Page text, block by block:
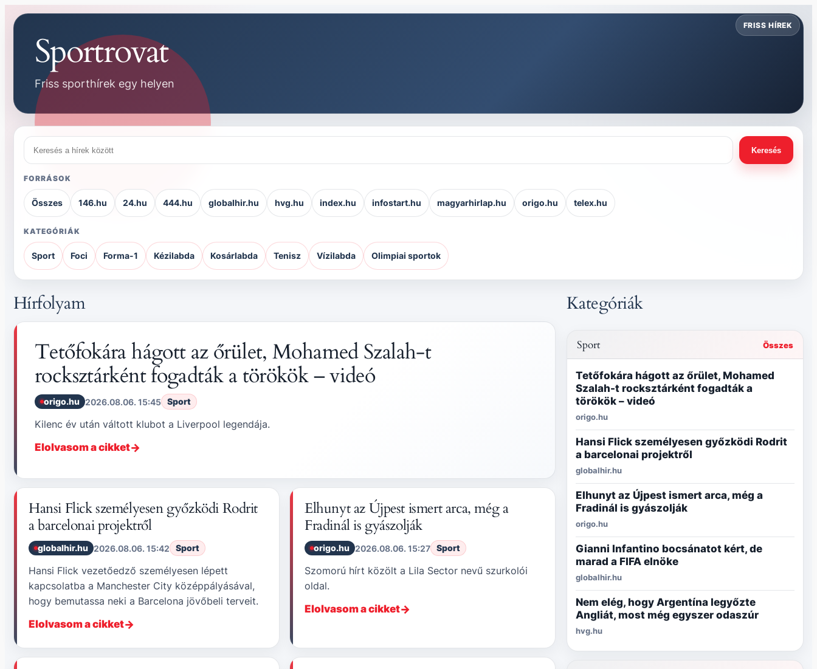
Sportrovat
Friss sporthírek egy helyen
Keresés
a
hírek
között
Keresés
FORRÁSOK
Összes 146.hu 24.hu 444.hu globalhir.hu hvg.hu index.hu infostart.hu magyarhirlap.hu origo.hu telex.hu
KATEGÓRIÁK
Sport Foci Forma-1 Kézilabda Kosárlabda Tenisz Vízilabda Olimpiai sportok
Hírfolyam
Tetőfokára hágott az őrület, Mohamed Szalah-t
rocksztárként fogadták a törökök – videó
origo.hu 2026.08.06. 15:45 Sport
Kilenc év után váltott klubot a Liverpool legendája.
Elolvasom a cikket
Hansi Flick személyesen győzködi Rodrit
a barcelonai projektről
globalhir.hu 2026.08.06. 15:42 Sport
Hansi Flick vezetőedző személyesen lépett
kapcsolatba a Manchester City középpályásával,
hogy bemutassa neki a Barcelona jövőbeli terveit.
Elolvasom a cikket
Elhunyt az Újpest ismert arca, még a
Fradinál is gyászolják
origo.hu 2026.08.06. 15:27 Sport
Szomorú hírt közölt a Lila Sector nevű szurkolói
oldal.
Elolvasom a cikket
Kategóriák
Sport Összes
Tetőfokára hágott az őrület, Mohamed
Szalah-t rocksztárként fogadták a
törökök – videó
origo.hu
Hansi Flick személyesen győzködi Rodrit
a barcelonai projektről
globalhir.hu
Elhunyt az Újpest ismert arca, még a
Fradinál is gyászolják
origo.hu
Gianni Infantino bocsánatot kért, de
marad a FIFA elnöke
globalhir.hu
Nem elég, hogy Argentína legyőzte
Angliát, most még egyszer odaszúr
hvg.hu